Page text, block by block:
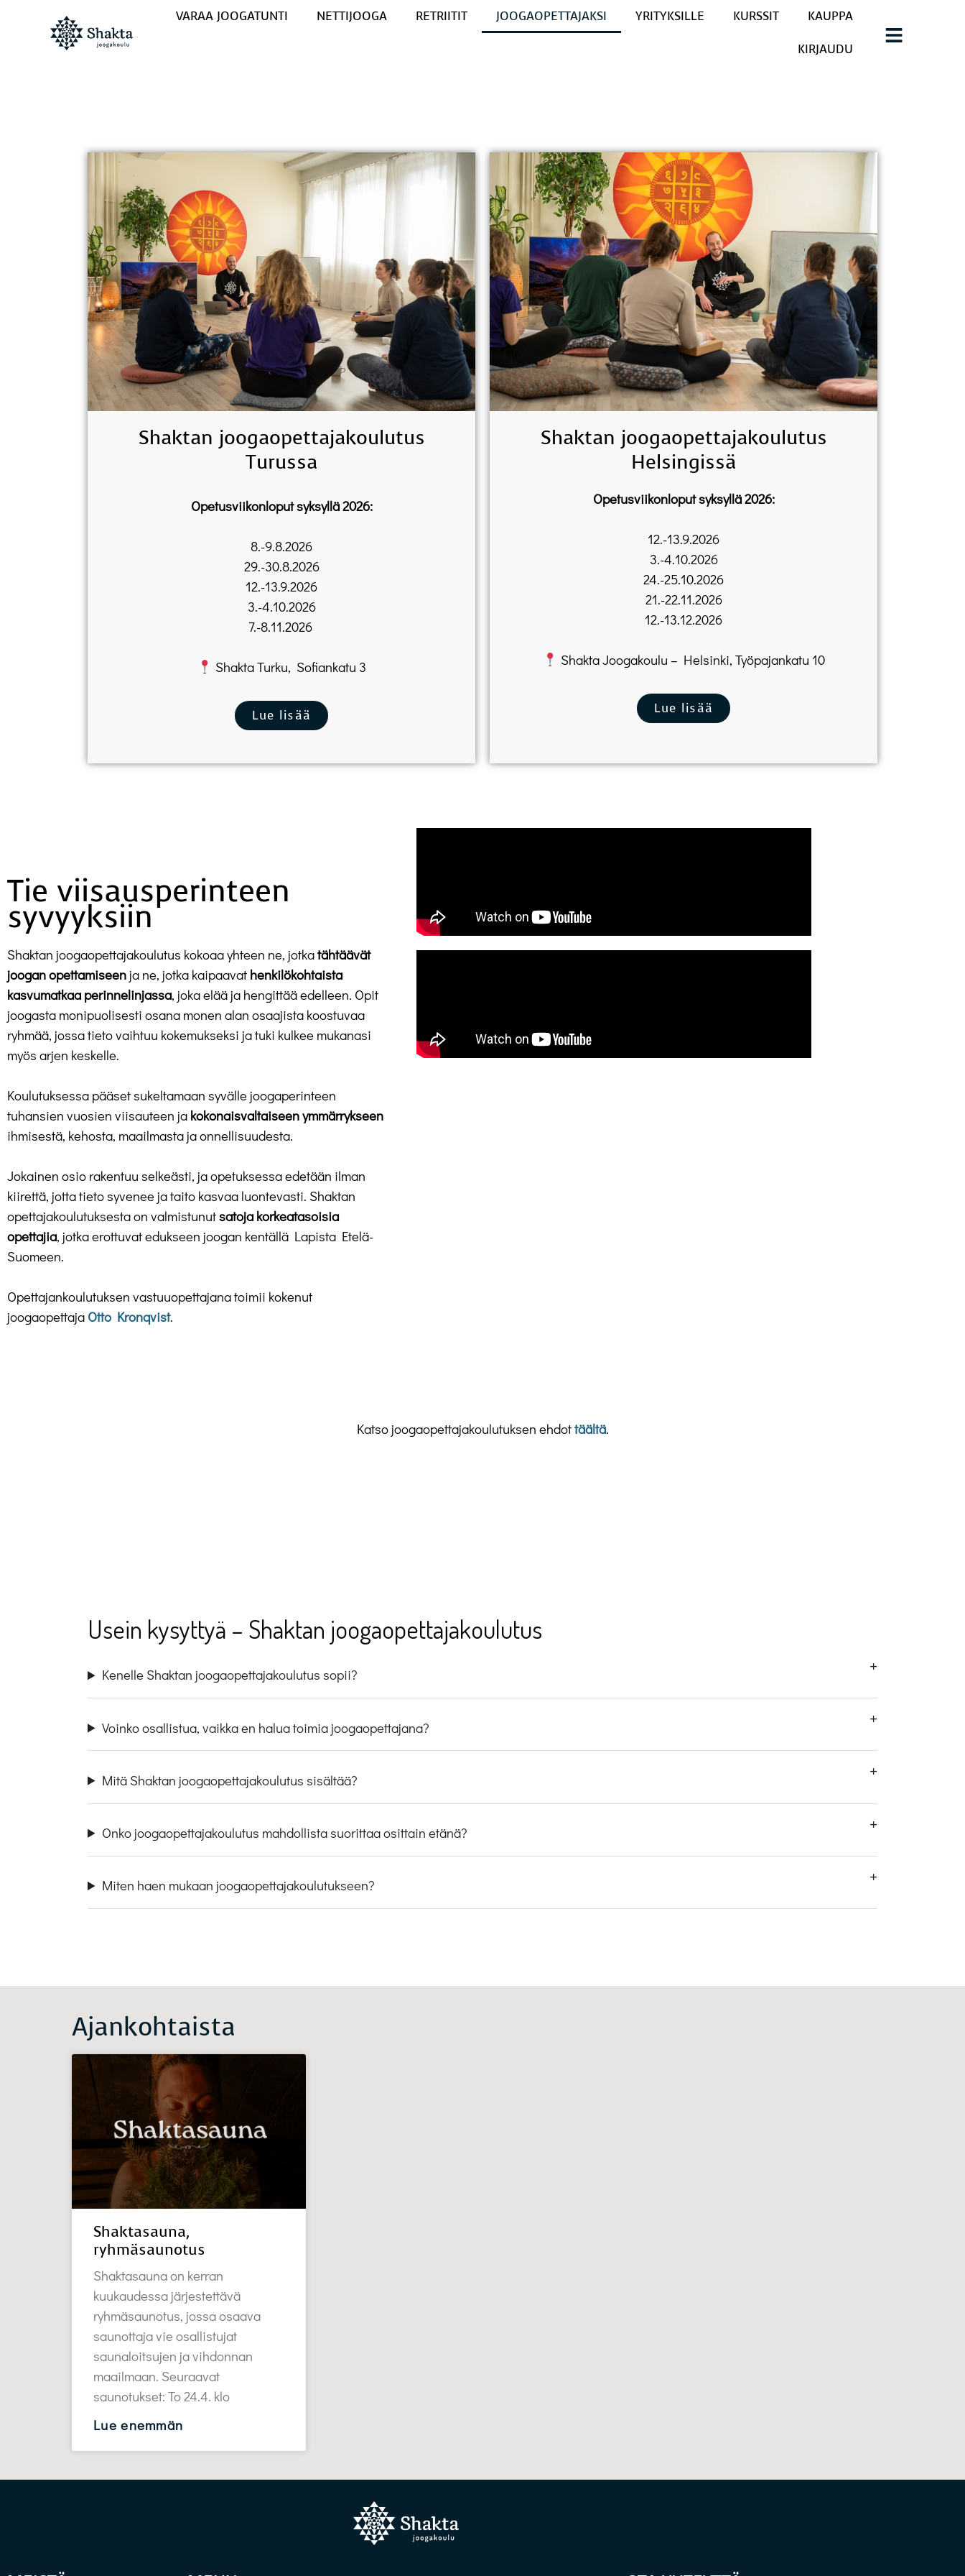
VARAA JOOGATUNTI NETTIJOOGA RETRIITIT JOOGAOPETTAJAKSI YRITYKSILLE KURSSIT
KAUPPA
KIRJAUDU
Shaktan joogaopettajakoulutus
Turussa
Opetusviikonloput syksyllä 2026:
8.-9.8.2026
29.-30.8.2026
12.-13.9.2026
3.-4.10.2026
7.-8.11.2026
Shakta Turku, Sofiankatu 3
Lue lisää
Shaktan joogaopettajakoulutus
Helsingissä
Opetusviikonloput syksyllä 2026:
12.-13.9.2026
3.-4.10.2026
24.-25.10.2026
21.-22.11.2026
12.-13.12.2026
Shakta Joogakoulu – Helsinki, Työpajankatu 10
Lue lisää
Tie viisausperinteen
syvyyksiin
Shaktan joogaopettajakoulutus kokoaa yhteen ne, jotkatähtäävät
joogan opettamiseen ja ne, jotka kaipaavat henkilökohtaista
kasvumatkaa perinnelinjassa, joka elää ja hengittää edelleen. Opit
joogasta monipuolisesti osana monen alan osaajista koostuvaa
ryhmää, jossa tieto vaihtuu kokemukseksi ja tuki kulkee mukanasi
myös arjen keskelle.
Koulutuksessa pääset sukeltamaan syvälle joogaperinteen
tuhansien vuosien viisauteen ja kokonaisvaltaiseen ymmärrykseen
ihmisestä, kehosta, maailmasta ja onnellisuudesta.
Jokainen osio rakentuu selkeästi, ja opetuksessa edetään ilman
kiirettä, jotta tieto syvenee ja taito kasvaa luontevasti. Shaktan
opettajakoulutuksesta on valmistunutsatoja korkeatasoisia
opettajia, jotka erottuvat edukseen joogan kentällä Lapista Etelä-
Suomeen.
Opettajankoulutuksen vastuuopettajana toimii kokenut
joogaopettaja Otto Kronqvist.
Katso joogaopettajakoulutuksen ehdottäältä.
Usein kysyttyä – Shaktan joogaopettajakoulutus
Kenelle Shaktan joogaopettajakoulutus sopii?
Voinko osallistua, vaikka en halua toimia joogaopettajana?
Mitä Shaktan joogaopettajakoulutus sisältää?
Onko joogaopettajakoulutus mahdollista suorittaa osittain etänä?
Miten haen mukaan joogaopettajakoulutukseen?
Ajankohtaista
Shaktasauna,
ryhmäsaunotus
Shaktasauna on kerran
kuukaudessa järjestettävä
ryhmäsaunotus, jossa osaava
saunottaja vie osallistujat
saunaloitsujen ja vihdonnan
maailmaan. Seuraavat
saunotukset: To 24.4. klo
Lue enemmän